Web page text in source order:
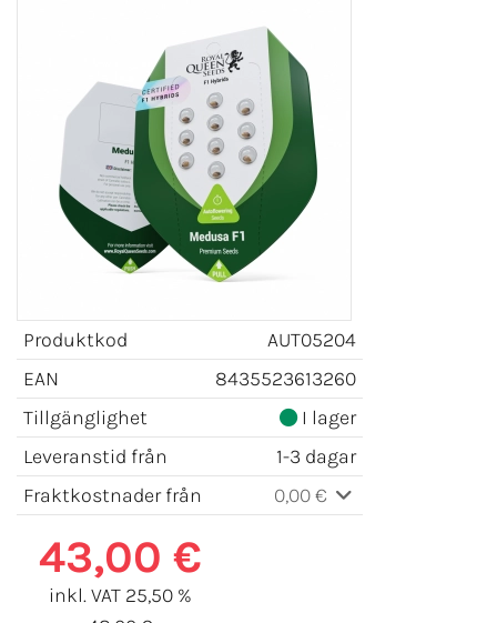
Produktkod
AUT05204
EAN
8435523613260
Tillgänglighet
I lager
Leveranstid från
1-3 dagar
Fraktkostnader från
0,00 €
43,00 €
inkl. VAT 25,50 %